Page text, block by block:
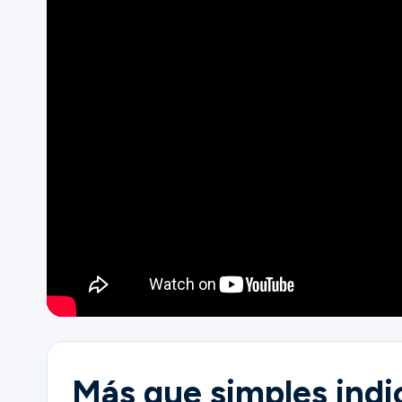
Español
Más que simples